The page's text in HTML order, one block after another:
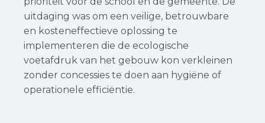
uitdaging was om een veilige, betrouwbare
en kosteneffectieve oplossing te
implementeren die de ecologische
voetafdruk van het gebouw kon verkleinen
zonder concessies te doen aan hygiëne of
operationele efficiëntie.